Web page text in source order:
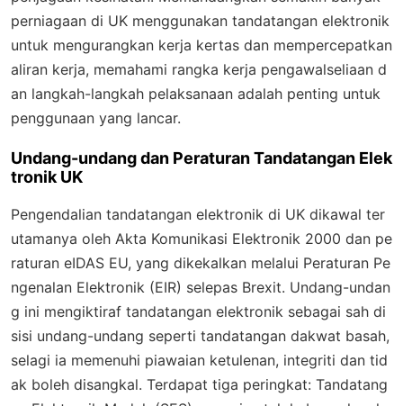
perniagaan di UK menggunakan tandatangan elektronik
untuk mengurangkan kerja kertas dan mempercepatkan
aliran kerja, memahami rangka kerja pengawalseliaan d
an langkah-langkah pelaksanaan adalah penting untuk
penggunaan yang lancar.
Undang-undang dan Peraturan Tandatangan Elek
tronik UK
Pengendalian tandatangan elektronik di UK dikawal ter
utamanya oleh Akta Komunikasi Elektronik 2000 dan pe
raturan eIDAS EU, yang dikekalkan melalui Peraturan Pe
ngenalan Elektronik (EIR) selepas Brexit. Undang-undan
g ini mengiktiraf tandatangan elektronik sebagai sah di
sisi undang-undang seperti tandatangan dakwat basah,
selagi ia memenuhi piawaian ketulenan, integriti dan tid
ak boleh disangkal. Terdapat tiga peringkat: Tandatang